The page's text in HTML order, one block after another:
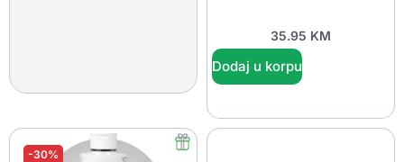
35.95 KM
Dodaj u korpu
-30%